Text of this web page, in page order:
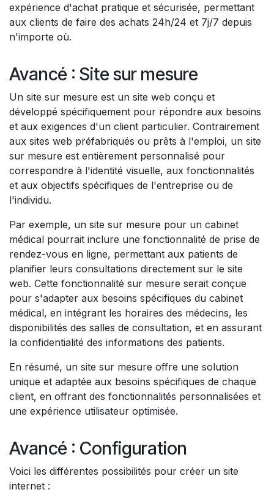
expérience d'achat pratique et sécurisée, permettant
aux clients de faire des achats 24h/24 et 7j/7 depuis
n'importe où.
Avancé : Site sur mesure
Un site sur mesure est un site web conçu et
développé spécifiquement pour répondre aux besoins
et aux exigences d'un client particulier. Contrairement
aux sites web préfabriqués ou prêts à l'emploi, un site
sur mesure est entièrement personnalisé pour
correspondre à l'identité visuelle, aux fonctionnalités
et aux objectifs spécifiques de l'entreprise ou de
l'individu.
Par exemple, un site sur mesure pour un cabinet
médical pourrait inclure une fonctionnalité de prise de
rendez-vous en ligne, permettant aux patients de
planifier leurs consultations directement sur le site
web. Cette fonctionnalité sur mesure serait conçue
pour s'adapter aux besoins spécifiques du cabinet
médical, en intégrant les horaires des médecins, les
disponibilités des salles de consultation, et en assurant
la confidentialité des informations des patients.
En résumé, un site sur mesure offre une solution
unique et adaptée aux besoins spécifiques de chaque
client, en offrant des fonctionnalités personnalisées et
une expérience utilisateur optimisée.
Avancé : Configuration
Voici les différentes possibilités pour créer un site
internet :